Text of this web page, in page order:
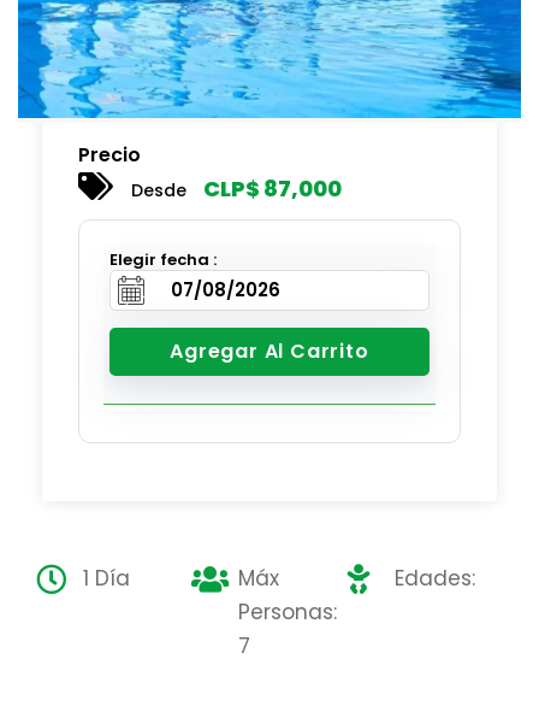
Precio
Desde CLP$ 87,000
Elegir fecha :
Agregar Al Carrito
1 Día
Máx
Personas:
7
Edades: